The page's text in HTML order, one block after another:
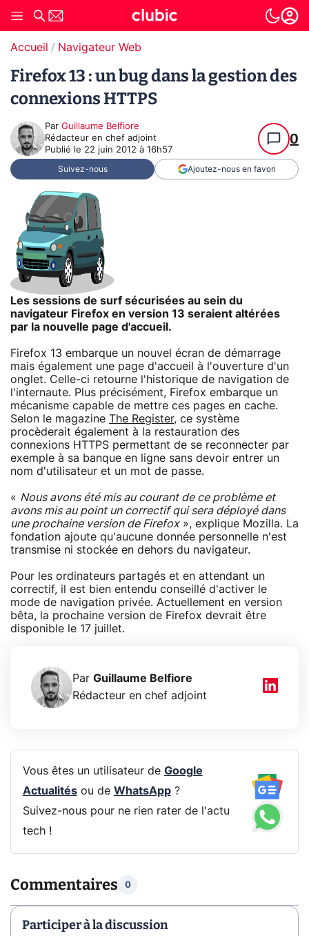
Accueil Navigateur Web
Firefox 13 : un bug dans la gestion des
connexions HTTPS
Par Guillaume Belfiore
Rédacteur en chef adjoint
Publié le 22 juin 2012 à 16h57
0
Suivez-nous Ajoutez-nous en favori
Les sessions de surf sécurisées au sein du
navigateur Firefox en version 13 seraient altérées
par la nouvelle page d'accueil.
Firefox 13 embarque un nouvel écran de démarrage
mais également une page d'accueil à l'ouverture d'un
onglet. Celle-ci retourne l'historique de navigation de
l'internaute. Plus précisément, Firefox embarque un
mécanisme capable de mettre ces pages en cache.
Selon le magazine The Register, ce système
procèderait également à la restauration des
connexions HTTPS permettant de se reconnecter par
exemple à sa banque en ligne sans devoir entrer un
nom d'utilisateur et un mot de passe.
« Nous avons été mis au courant de ce problème et
avons mis au point un correctif qui sera déployé dans
une prochaine version de Firefox», explique Mozilla. La
fondation ajoute qu'aucune donnée personnelle n'est
transmise ni stockée en dehors du navigateur.
Pour les ordinateurs partagés et en attendant un
correctif, il est bien entendu conseillé d'activer le
mode de navigation privée. Actuellement en version
bêta, la prochaine version de Firefox devrait être
disponible le 17 juillet.
Par Guillaume Belfiore
Rédacteur en chef adjoint
Vous êtes un utilisateur de Google
Actualitésou de WhatsApp?
Suivez-nous pour ne rien rater de l'actu
tech !
Commentaires 0
Participer à la discussion